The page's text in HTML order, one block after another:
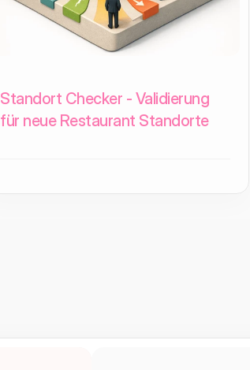
Standort Checker - Validierung
für neue Restaurant Standorte